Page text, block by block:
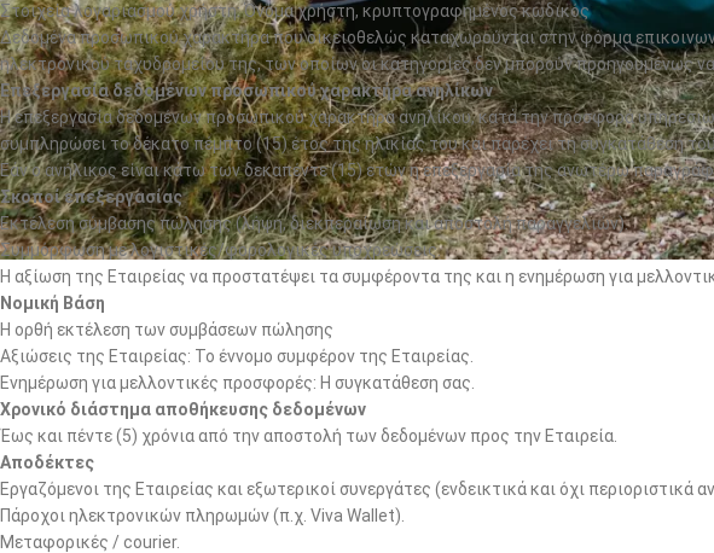
Στοιχεία λογαριασμού χρήστη: Όνομα χρήστη, κρυπτογραφημένος κωδικός
Δεδομένα προσωπικού χαρακτήρα που οικειοθελώς καταχωρούνται στην φόρμα
ηλεκτρονικού ταχυδρομείου της, των οποίων οι κατηγορίες δεν μπορούν προηγουμένως
Επεξεργασία δεδομένων προσωπικού χαρακτήρα ανηλίκων
Η επεξεργασία δεδομένων προσωπικού χαρακτήρα ανηλίκου, κατά την προσφορά
συμπληρώσει το δέκατο πέμπτο (15) έτος της ηλικίας του και παρέχει τη συγκατάθεση
Εάν ο ανήλικος είναι κάτω των δεκαπέντε (15) ετών η επεξεργασία της ανωτέρω
Σκοποί επεξεργασίας
Εκτέλεση σύμβασης πώλησης (λήψη, διεκπεραίωση και αποστολή παραγγελιών).
Συμμόρφωση με λογιστικές/φορολογικές υποχρεώσεις.
Η αξίωση της Εταιρείας να προστατέψει τα συμφέροντα της και η ενημέρωση για
Νομική Βάση
Η ορθή εκτέλεση των συμβάσεων πώλησης
Αξιώσεις της Εταιρείας: Το έννομο συμφέρον της Εταιρείας.
Ενημέρωση για μελλοντικές προσφορές: Η συγκατάθεση σας.
Χρονικό διάστημα αποθήκευσης δεδομένων
Έως και πέντε (5) χρόνια από την αποστολή των δεδομένων προς την Εταιρεία.
Αποδέκτες
Εργαζόμενοι της Εταιρείας και εξωτερικοί συνεργάτες (ενδεικτικά και όχι
Πάροχοι ηλεκτρονικών πληρωμών (π.χ. Viva Wallet).
Μεταφορικές / courier.